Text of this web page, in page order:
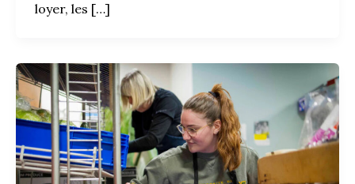
loyer, les […]